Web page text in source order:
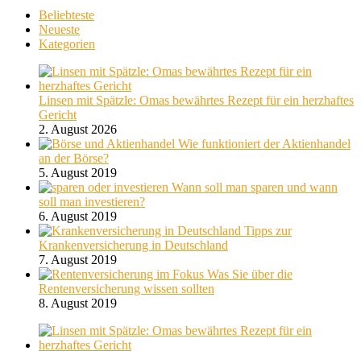
Beliebteste
Neueste
Kategorien
Linsen mit Spätzle: Omas bewährtes Rezept für ein herzhaftes
Gericht
2. August 2026
Wie funktioniert der Aktienhandel
an der Börse?
5. August 2019
Wann soll man sparen und wann
soll man investieren?
6. August 2019
Tipps zur
Krankenversicherung in Deutschland
7. August 2019
Was Sie über die
Rentenversicherung wissen sollten
8. August 2019